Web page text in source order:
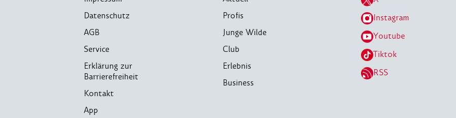
Datenschutz
AGB
Service
Erklärung zur
Barrierefreiheit
Kontakt
App
Profis
Junge Wilde
Club
Erlebnis
Business
Instagram
Youtube
Tiktok
RSS